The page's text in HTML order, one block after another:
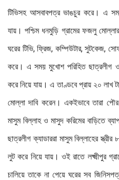
টিভিসহ আসবাবপত্র ভাঙচুর করে। এ
যায়। পশ্চিম ধনমুড়ি গ্রামের ফজলু
ঘরের টিভি, ফ্রিজ, কম্পিউটার, সুটকেজ,
করে। এ সময় মুখোশ পরিহিত ছাত্রলীগ ও
করে নিয়ে যায়। এ তাণ্ডবে প্রায় ২০ লাখ
মোল্লা দাবি করেন। একইভাবে তারা পৌর
মাসুম বিল্লাহ ও মাসুদ করিমের বাড়িতে
ছাত্রলীগ ক্যাডাররা মাসুম বিল্লাহের
লুট করে নিয়ে যায়। ওই রাতে লক্ষ্মীপুর
চালিয়ে তাকে না পেয়ে ঘরের সব